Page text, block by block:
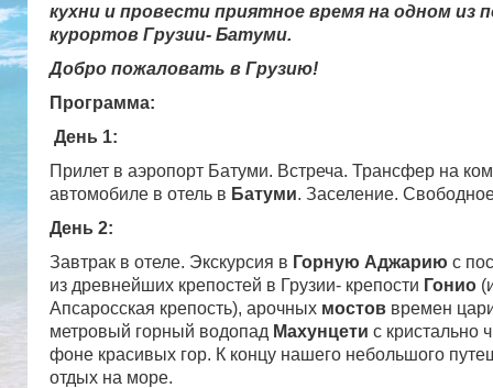
кухни и провести приятное время на одном из
курортов Грузии- Батуми.
Добро пожаловать в Грузию!
Программа:
День 1:
Прилет в аэропорт Батуми. Встреча. Трансфер на
автомобиле в отель в Батуми. Заселение.
День 2:
Завтрак в отеле. Экскурсия в Горную Аджарию с
из древнейших крепостей в Грузии- крепости Гонио
Апсаросская крепость), арочных мостов времен
метровый горный водопад Махунцети с кристально
фоне красивых гор. К концу нашего небольшого
отдых на море.